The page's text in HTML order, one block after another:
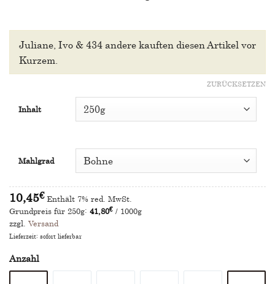
Juliane, Ivo & 434 andere kauften diesen Artikel vor
Kurzem.
Inhalt
Mahlgrad
ZURÜCKSETZEN
10,45€ Enthält 7% red. MwSt.
Grundpreis für 250g: 41,80€ / 1000g
zzgl. Versand
Lieferzeit: sofort lieferbar
Anzahl